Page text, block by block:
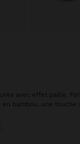
avec effet paille.
en bambou, une touche